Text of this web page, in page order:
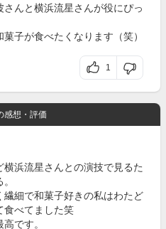
んと横浜流星さんが役にぴっ
子が食べたくなります（笑）
1
感想・評価
浜流星さんとの演技で見るた
細で和菓子好きの私はわたど
食べてました笑
です。